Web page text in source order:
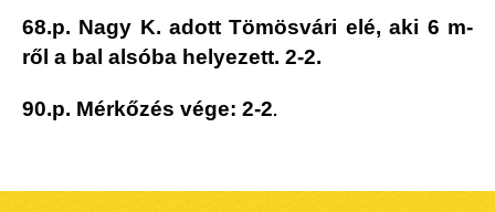
68.p. Nagy K. adott Tömösvári elé, aki 6 m-
ről a bal alsóba helyezett. 2-2.
90.p. Mérkőzés vége: 2-2.